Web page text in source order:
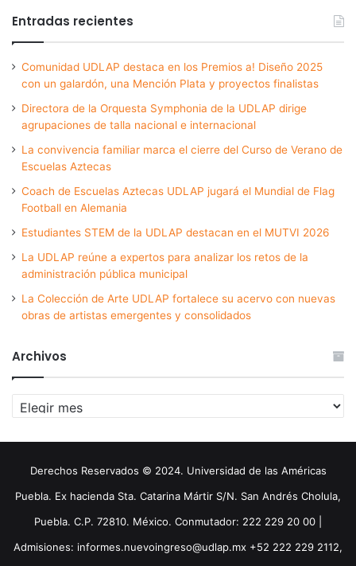
Entradas recientes
Comunidad UDLAP destaca en los Premios a! Diseño 2025
con un galardón, una Mención Plata y proyectos finalistas
Directora de la Orquesta Symphonia de la UDLAP dirige
agrupaciones de talla nacional e internacional
La convivencia familiar marca el cierre del Curso de Verano de
Escuelas Aztecas
Coach de Escuelas Aztecas UDLAP jugará el Mundial de Flag
Football en Alemania
Estudiantes STEM de la UDLAP destacan en el MUTVI 2026
La UDLAP reúne a expertos para analizar los retos de la
administración pública municipal
La Colección de Arte UDLAP fortalece su acervo con nuevas
obras de artistas emergentes y consolidados
Archivos
Archivos
Derechos Reservados © 2024. Universidad de las Américas
Puebla. Ex hacienda Sta. Catarina Mártir S/N. San Andrés Cholula,
Puebla. C.P. 72810. México. Conmutador: 222 229 20 00 |
Admisiones: informes.nuevoingreso@udlap.mx +52 222 229 2112,